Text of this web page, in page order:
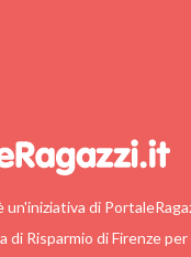
un'iniziativa di
di Risparmio di Firenze